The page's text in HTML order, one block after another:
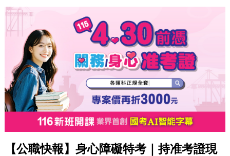
【公職快報】身心障礙特考｜持准考證現